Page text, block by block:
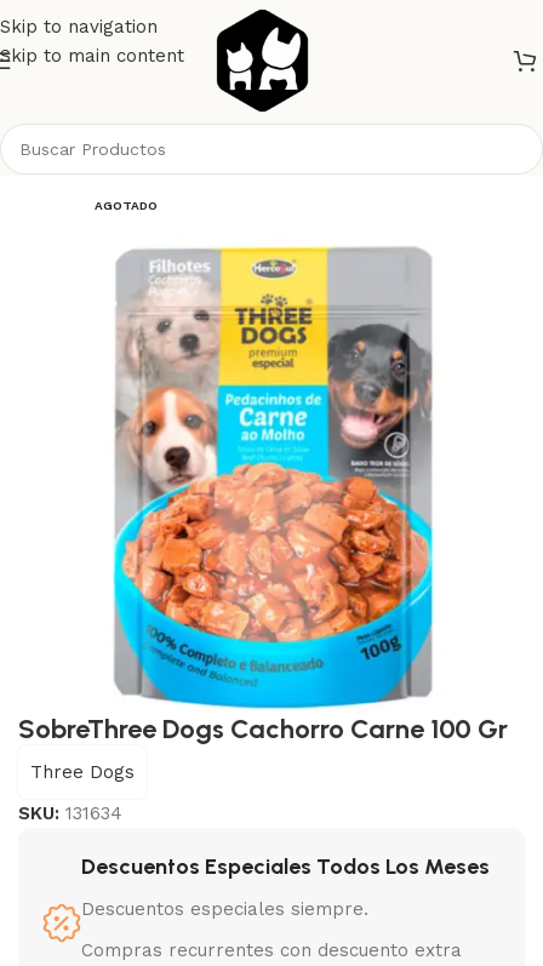
Skip to navigation
Skip to main content
AGOTADO
SobreThree Dogs Cachorro Carne 100 Gr
Three Dogs
SKU: 131634
Descuentos Especiales Todos Los Meses
Descuentos especiales siempre.
Compras recurrentes con descuento extra